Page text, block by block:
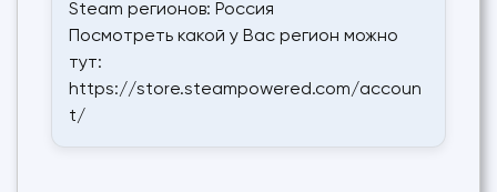
Steam регионов: Россия
Посмотреть какой у Вас регион можно
тут:
https://store.steampowered.com/accoun
t/